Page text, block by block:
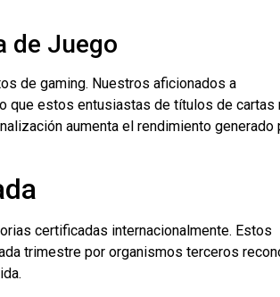
de Juego
de gaming. Nuestros aficionados a
que estos entusiastas de títulos de cartas
aumenta el rendimiento generado
certificadas internacionalmente. Estos
trimestre por organismos terceros